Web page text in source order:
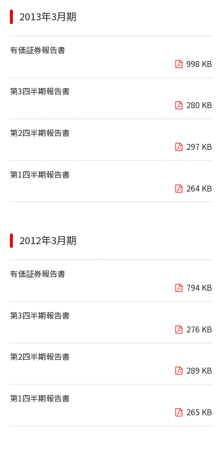
2013年3月期
有価証券報告書
998 KB
第3四半期報告書
280 KB
第2四半期報告書
297 KB
第1四半期報告書
264 KB
2012年3月期
有価証券報告書
794 KB
第3四半期報告書
276 KB
第2四半期報告書
289 KB
第1四半期報告書
265 KB